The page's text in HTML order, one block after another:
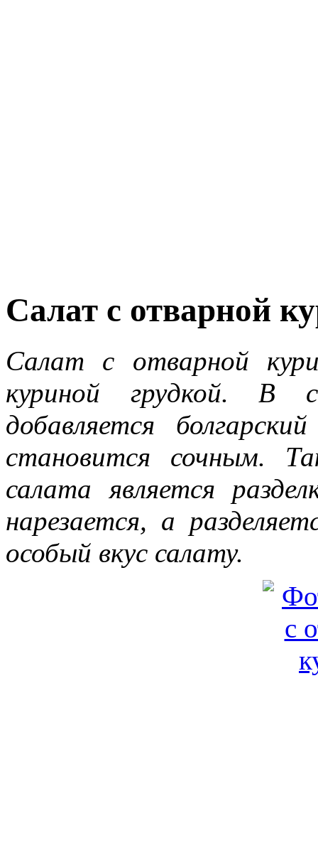
Салат с отварной
Салат с отварной
куриной грудкой. В
добавляется
становится сочным.
салата является
нарезается, а
особый вкус салату.